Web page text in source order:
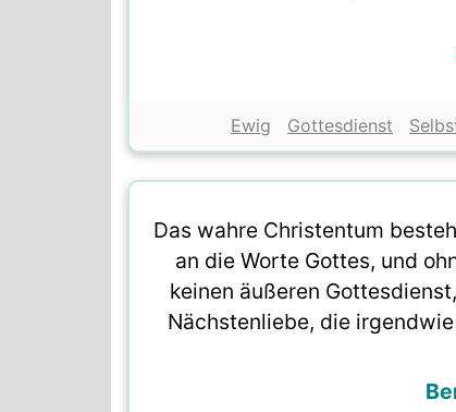
Ewig Gottesdienst
Das wahre Christentum
an die Worte Gottes, und
keinen äußeren
Nächstenliebe, die